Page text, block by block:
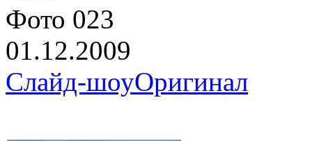
Фото 023
01.12.2009
Слайд-шоуОригинал